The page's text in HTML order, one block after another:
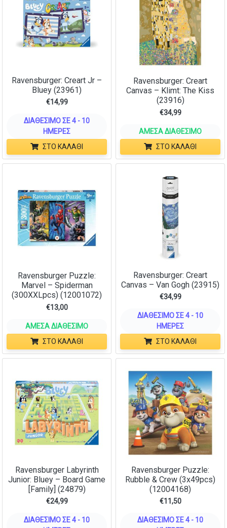
Ravensburger: Creart Jr –
Bluey (23961)
€14,99
ΔΙΑΘΈΣΙΜΟ ΣΕ 4 - 10
ΗΜΈΡΕΣ
ΣΤΟ ΚΑΛΆΘΙ
Ravensburger: Creart
Canvas – Klimt: The Kiss
(23916)
€34,99
ΆΜΕΣΑ ΔΙΑΘΈΣΙΜΟ
ΣΤΟ ΚΑΛΆΘΙ
Ravensburger Puzzle:
Marvel – Spiderman
(300XXLpcs) (12001072)
€13,00
ΆΜΕΣΑ ΔΙΑΘΈΣΙΜΟ
ΣΤΟ ΚΑΛΆΘΙ
Ravensburger: Creart
Canvas – Van Gogh (23915)
€34,99
ΔΙΑΘΈΣΙΜΟ ΣΕ 4 - 10
ΗΜΈΡΕΣ
ΣΤΟ ΚΑΛΆΘΙ
Ravensburger Labyrinth
Junior: Bluey – Board Game
[Family] (24879)
€24,99
ΔΙΑΘΈΣΙΜΟ ΣΕ 4 - 10
Ravensburger Puzzle:
Rubble & Crew (3x49pcs)
(12004168)
€11,50
ΔΙΑΘΈΣΙΜΟ ΣΕ 4 - 10